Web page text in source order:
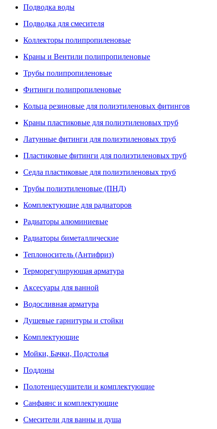
Подводка воды
Подводка для смесителя
Коллекторы полипропиленовые
Краны и Вентили полипропиленовые
Трубы полипропиленовые
Фитинги полипропиленовые
Кольца резиновые для полиэтиленовых фитингов
Краны пластиковые для полиэтиленовых труб
Латунные фитинги для полиэтиленовых труб
Пластиковые фитинги для полиэтиленовых труб
Седла пластиковые для полиэтиленовых труб
Трубы полиэтиленовые (ПНД)
Комплектующие для радиаторов
Радиаторы алюминиевые
Радиаторы биметаллические
Теплоноситель (Антифриз)
Терморегулирующая арматура
Аксесуары для ванной
Водосливная арматура
Душевые гарнитуры и стойки
Комплектующие
Мойки, Бачки, Подстолья
Поддоны
Полотенцесушители и комплектующие
Санфаянс и комплектующие
Смесители для ванны и душа